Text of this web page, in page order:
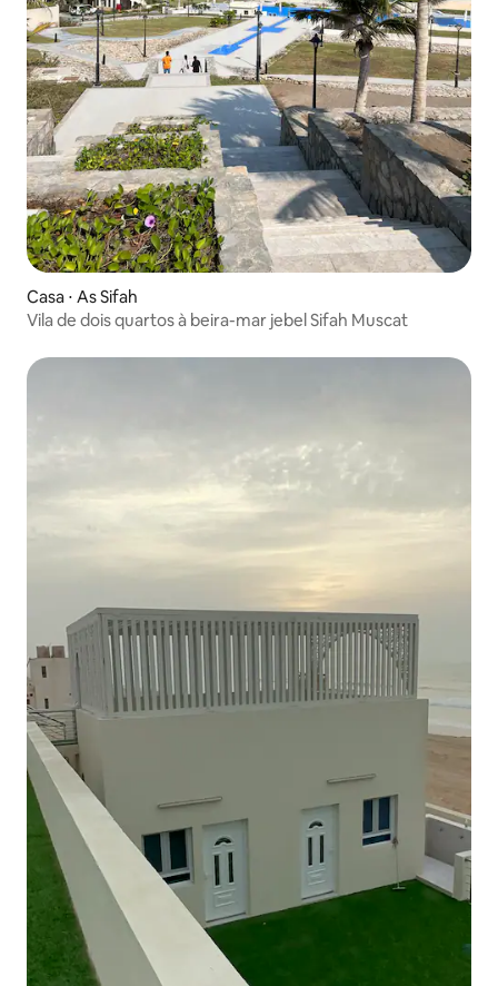
Casa ⋅ As Sifah
Vila de dois quartos à beira-mar jebel Sifah Muscat